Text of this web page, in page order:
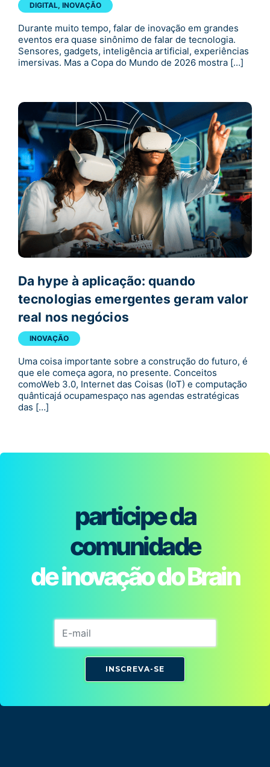
DIGITAL, INOVAÇÃO
Durante muito tempo, falar de inovação em grandes
eventos era quase sinônimo de falar de tecnologia.
Sensores, gadgets, inteligência artificial, experiências
imersivas. Mas a Copa do Mundo de 2026 mostra […]
Da hype à aplicação: quando
tecnologias emergentes geram valor
real nos negócios
INOVAÇÃO
Uma coisa importante sobre a construção do futuro, é
que ele começa agora, no presente. Conceitos
comoWeb 3.0, Internet das Coisas (IoT) e computação
quânticajá ocupamespaço nas agendas estratégicas
das […]
participe da
comunidade
de inovação do Brain
INSCREVA-SE